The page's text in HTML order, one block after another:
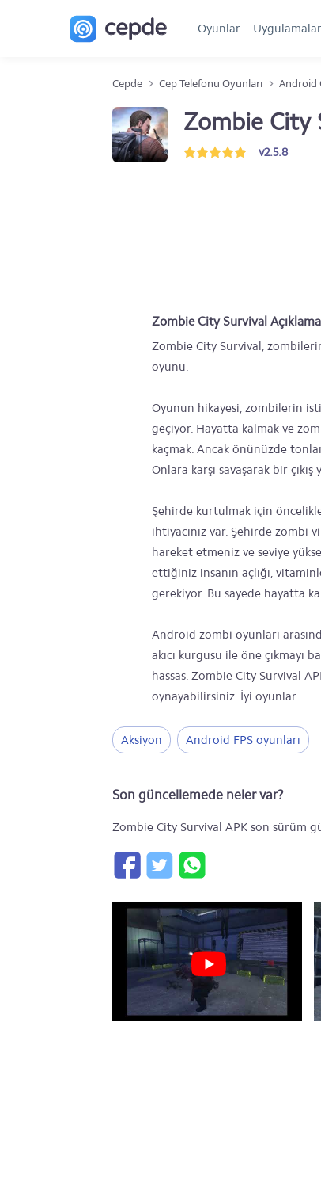
Oyunlar Uygulamalar
Cepde Cep Telefonu Oyunları Android
Zombie City
v2.5.8
Zombie City Survival Açıklama
Zombie City Survival,
oyunu.
Oyunun hikayesi, zombilerin
geçiyor. Hayatta kalmak ve
kaçmak. Ancak önünüzde
Onlara karşı savaşarak bir
Şehirde kurtulmak için
ihtiyacınız var. Şehirde zombi
hareket etmeniz ve seviye
ettiğiniz insanın açlığı,
gerekiyor. Bu sayede hayatta
Android zombi oyunları
akıcı kurgusu ile öne
hassas. Zombie City Survival
oynayabilirsiniz. İyi oyunlar.
Aksiyon Android FPS oyunları
Son güncellemede neler var?
Zombie City Survival APK son sürüm